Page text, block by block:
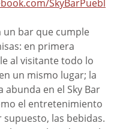
SkyBarPuebl
un bar que cumple
en primera
al visitante todo lo
un mismo lugar; la
abunda en el Sky Bar
el entretenimiento
supuesto, las bebidas.